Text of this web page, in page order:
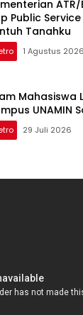
Public
Tanahku
1 Agustus 2026
Mahasiswa
UNAMIN
29 Juli 2026